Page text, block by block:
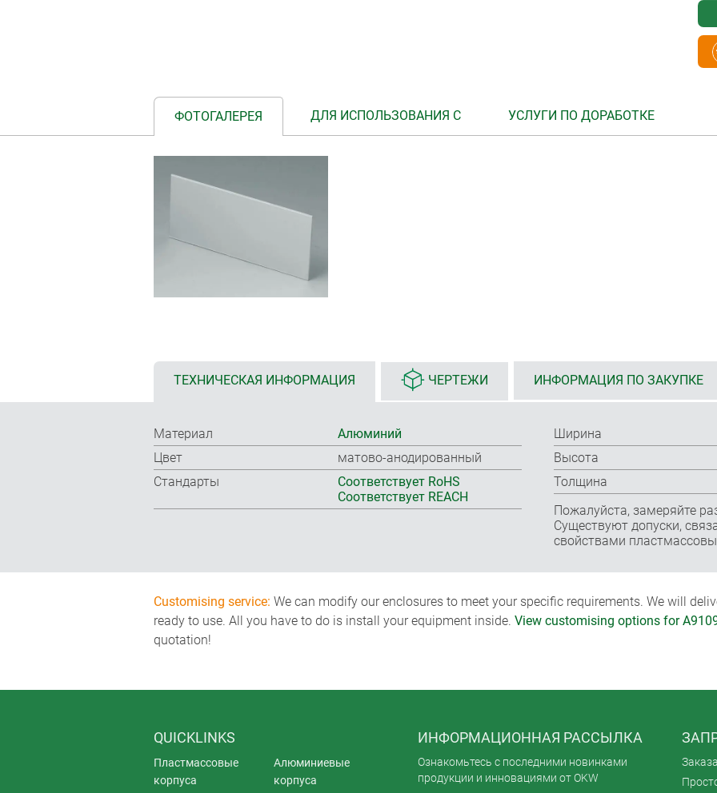
ФОТОГАЛЕРЕЯ ДЛЯ ИСПОЛЬЗОВАНИЯ С УСЛУГИ ПО ДОРАБОТКЕ
ТЕХНИЧЕСКАЯ ИНФОРМАЦИЯ ЧЕРТЕЖИ ИНФОРМАЦИЯ ПО ЗАКУПКЕ
Материал
Алюминий
Цвет
матово-анодированный
Стандарты
Соответствует RoHS
Соответствует REACH
Ширина
Высота
Толщина
Пожалуйста, замеряйте
Существуют допуски,
свойствами
Customising service: We can modify our enclosures to meet your specific requirements. We will
ready to use. All you have to do is install your equipment inside. View customising options for
quotation!
QUICKLINKS
Пластмассовые
корпуса
Алюминиевые
корпуса
ИНФОРМАЦИОННАЯ РАССЫЛКА
Ознакомьтесь с последними новинками
продукции и инновациями от OKW